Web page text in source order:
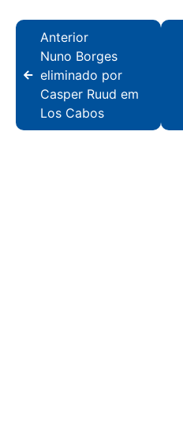
Anterior
Nuno Borges
eliminado por
Casper Ruud em
Los Cabos